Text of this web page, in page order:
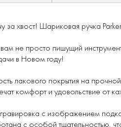
за хвост! Шариковая ручка
не просто пишущий
в Новом году!
лакового покрытия на
комфорт и удовольствие от
с изображением
с особой тщательностью,